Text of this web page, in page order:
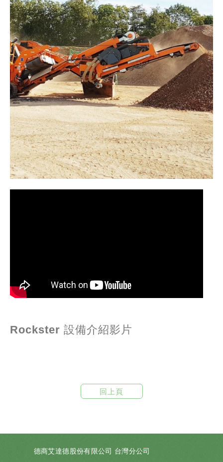
Rockster 設備介紹影片
回上頁
德商艾達德股份有限公司 台灣分公司